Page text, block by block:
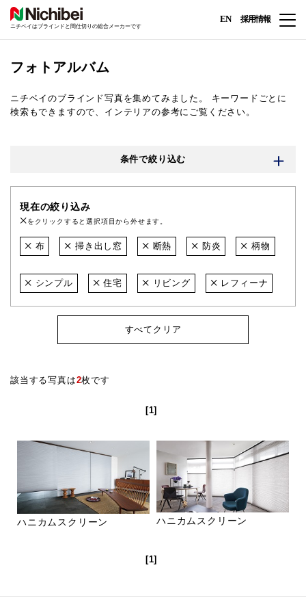
ニチベイはブラインドと間仕切りの総合メーカーです
EN 採用情報
フォトアルバム
ニチベイのブラインド写真を集めてみました。
キーワードごとに
検索もできますので、インテリアの参考にご覧ください。
条件で絞り込む
現在の絞り込み
をクリックすると選択項目から外せます。
布 掃き出し窓 断熱 防炎 柄物
シンプル 住宅 リビング レフィーナ
すべてクリア
該当する写真は2枚です
[1]
ハニカムスクリーン ハニカムスクリーン
[1]